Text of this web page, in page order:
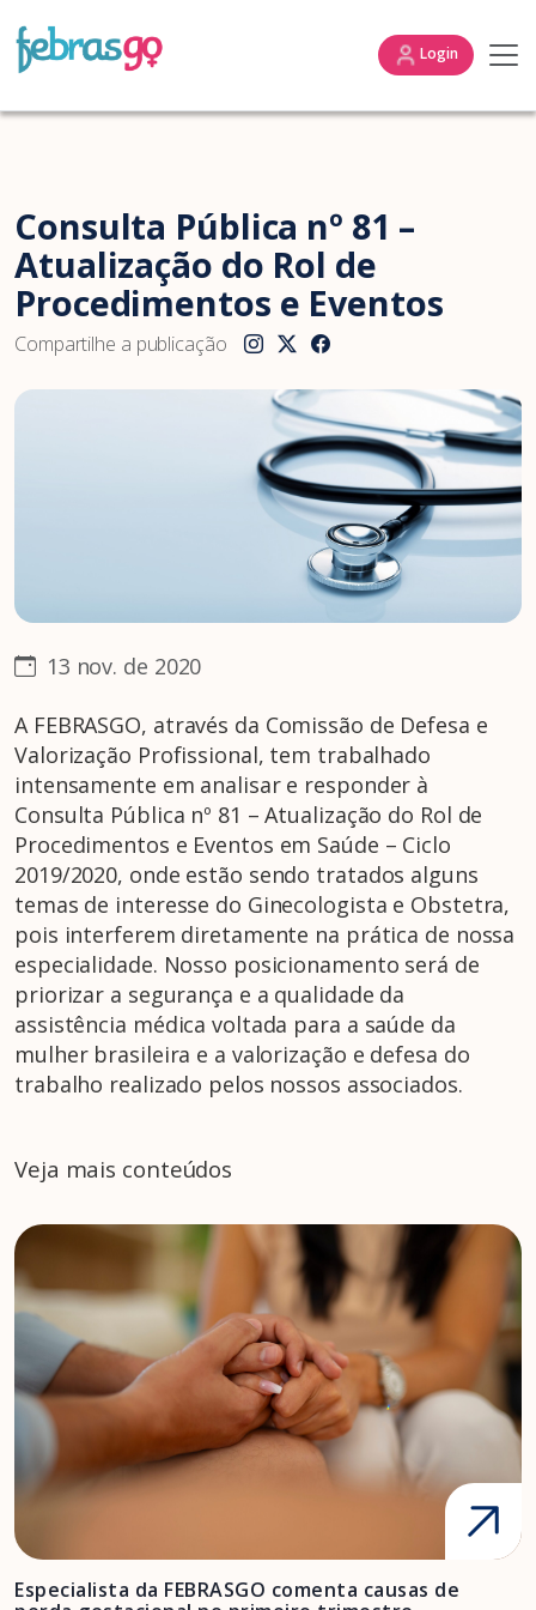
Login
Consulta Pública nº 81 –
Atualização do Rol de
Procedimentos e Eventos
Compartilhe a publicação
13 nov. de 2020
A FEBRASGO, através da Comissão de Defesa e
Valorização Profissional, tem trabalhado
intensamente em analisar e responder à
Consulta Pública nº 81 – Atualização do Rol de
Procedimentos e Eventos em Saúde – Ciclo
2019/2020, onde estão sendo tratados alguns
temas de interesse do Ginecologista e Obstetra,
pois interferem diretamente na prática de nossa
especialidade. Nosso posicionamento será de
priorizar a segurança e a qualidade da
assistência médica voltada para a saúde da
mulher brasileira e a valorização e defesa do
trabalho realizado pelos nossos associados.
Veja mais conteúdos
Especialista da FEBRASGO comenta causas de